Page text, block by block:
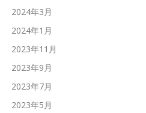
2024年3月
2024年1月
2023年11月
2023年9月
2023年7月
2023年5月